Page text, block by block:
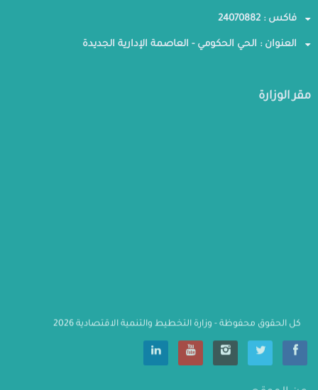
فاكس : 24070882
العنوان : الحي الحكومي - العاصمة الإدارية الجديدة
مقر الوزارة
كل الحقوق محفوظة - وزارة التخطيط والتنمية الاقتصادية 2026